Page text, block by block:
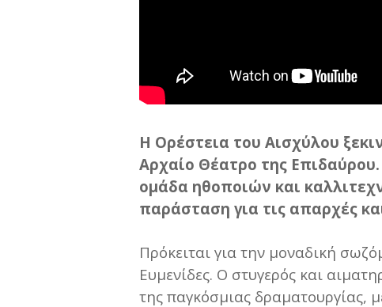
Η Ορέστεια του Αισχύλου
Αρχαίο Θέατρο της
ομάδα ηθοποιών και
παράσταση για τις απαρχές
Πρόκειται για την μοναδική
Ευμενίδες. Ο στυγερός και
της παγκόσμιας δραματουργίας,